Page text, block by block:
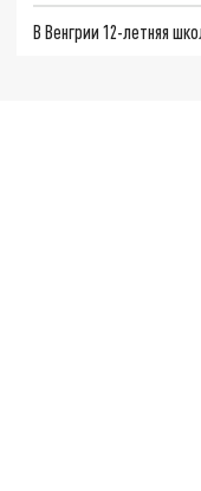
В Венгрии 12-летняя